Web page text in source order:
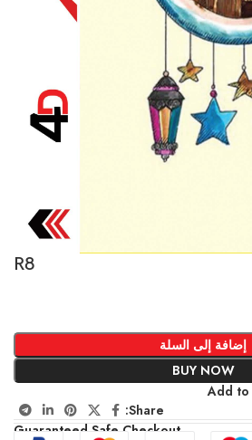
R8
إضافة إلى السلة
BUY NOW
Add
Share:
Guaranteed Safe Checkout